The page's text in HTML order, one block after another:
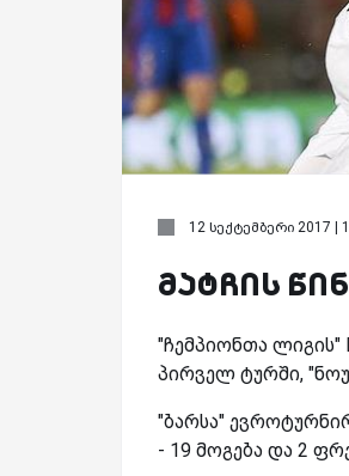
12 სექტემბერი 2017 |
მატჩის
"ჩემპიონთა ლიგის"
პირველ ტურში, "ნოუ
"ბარსა"
- 19 მოგება და 2